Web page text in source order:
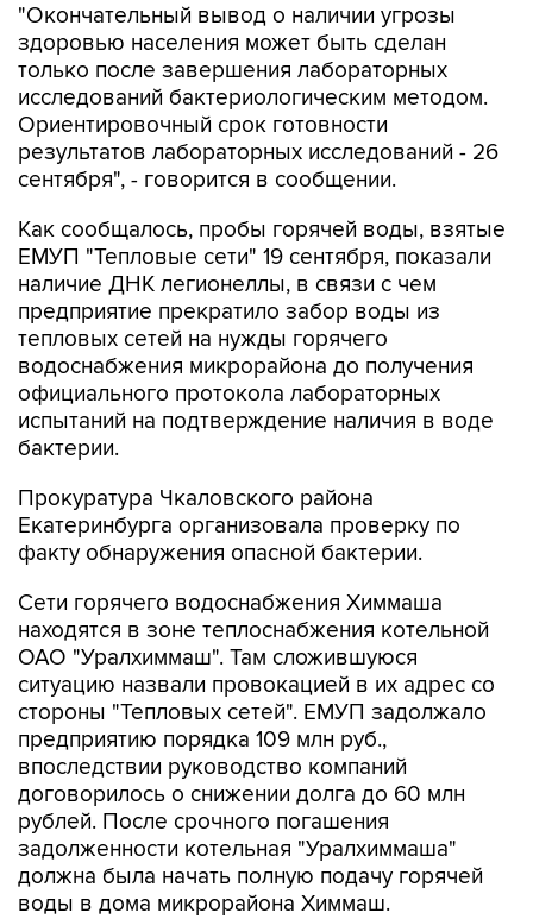
"Окончательный вывод о наличии угрозы
здоровью населения может быть сделан
только после завершения лабораторных
исследований бактериологическим методом.
Ориентировочный срок готовности
результатов лабораторных исследований - 26
сентября", - говорится в сообщении.
Как сообщалось, пробы горячей воды, взятые
ЕМУП "Тепловые сети" 19 сентября, показали
наличие ДНК легионеллы, в связи с чем
предприятие прекратило забор воды из
тепловых сетей на нужды горячего
водоснабжения микрорайона до получения
официального протокола лабораторных
испытаний на подтверждение наличия в воде
бактерии.
Прокуратура Чкаловского района
Екатеринбурга организовала проверку по
факту обнаружения опасной бактерии.
Сети горячего водоснабжения Химмаша
находятся в зоне теплоснабжения котельной
ОАО "Уралхиммаш". Там сложившуюся
ситуацию назвали провокацией в их адрес со
стороны "Тепловых сетей". ЕМУП задолжало
предприятию порядка 109 млн руб.,
впоследствии руководство компаний
договорилось о снижении долга до 60 млн
рублей. После срочного погашения
задолженности котельная "Уралхиммаша"
должна была начать полную подачу горячей
воды в дома микрорайона Химмаш.